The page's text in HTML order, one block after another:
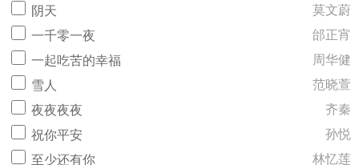
阴天
莫文蔚
一千零一夜
邰正宵
一起吃苦的幸福
周华健
雪人
范晓萱
夜夜夜夜
齐秦
祝你平安
孙悦
至少还有你
林忆莲